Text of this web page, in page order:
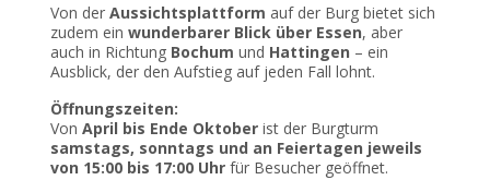
Von der Aussichtsplattform auf der Burg bietet sich
zudem ein wunderbarer Blick über Essen, aber
auch in Richtung Bochum und Hattingen – ein
Ausblick, der den Aufstieg auf jeden Fall lohnt.
Öffnungszeiten:
Von April bis Ende Oktoberist der Burgturm
samstags, sonntags und an Feiertagen jeweils
von 15:00 bis 17:00 Uhrfür Besucher geöffnet.